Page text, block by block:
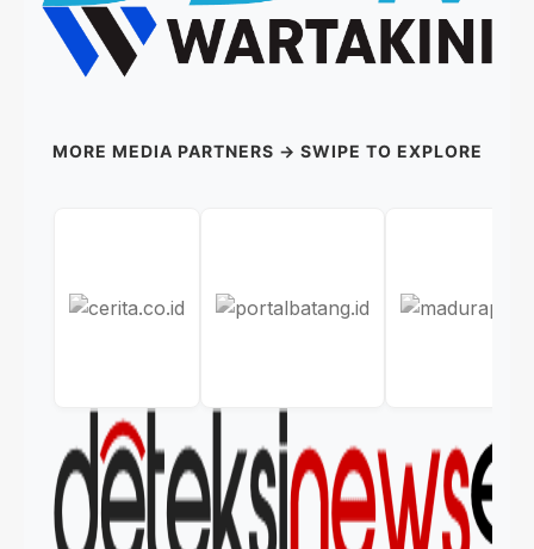
MORE MEDIA PARTNERS → SWIPE TO EXPLORE